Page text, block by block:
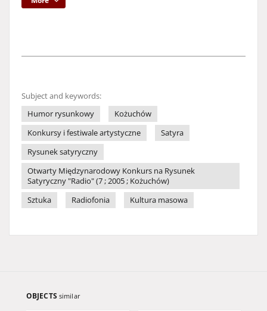
Subject and keywords:
Humor rysunkowy
Kożuchów
Konkursy i festiwale artystyczne
Satyra
Rysunek satyryczny
Otwarty Międzynarodowy Konkurs na Rysunek
Satyryczny "Radio" (7 ; 2005 ; Kożuchów)
Sztuka
Radiofonia Kultura masowa
OBJECTS similar